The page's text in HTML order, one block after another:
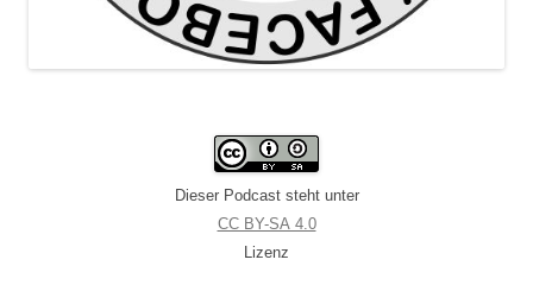
Dieser Podcast steht unter
CC BY-SA 4.0
Lizenz